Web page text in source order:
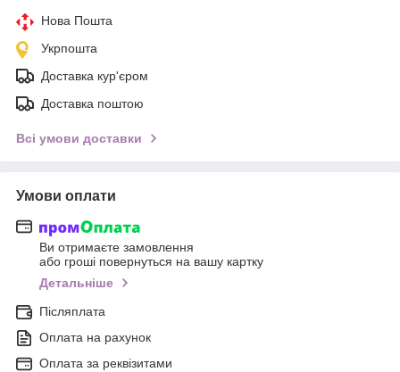
Нова Пошта
Укрпошта
Доставка кур'єром
Доставка поштою
Всі умови доставки
Умови оплати
Ви отримаєте замовлення
або гроші повернуться на вашу картку
Детальніше
Післяплата
Оплата на рахунок
Оплата за реквізитами